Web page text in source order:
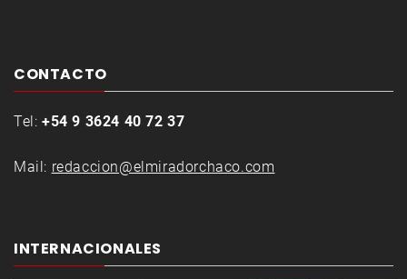
CONTACTO
Tel: +54 9 3624 40 72 37
Mail: redaccion@elmiradorchaco.com
INTERNACIONALES